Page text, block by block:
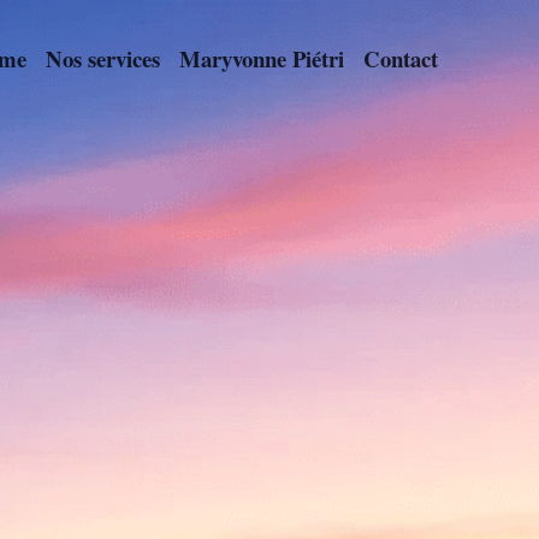
Nos services Maryvonne Piétri Contact